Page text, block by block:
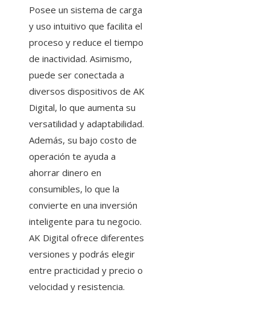
Posee un sistema de carga
y uso intuitivo que facilita el
proceso y reduce el tiempo
de inactividad. Asimismo,
puede ser conectada a
diversos dispositivos de AK
Digital, lo que aumenta su
versatilidad y adaptabilidad.
Además, su bajo costo de
operación te ayuda a
ahorrar dinero en
consumibles, lo que la
convierte en una inversión
inteligente para tu negocio.
AK Digital ofrece diferentes
versiones y podrás elegir
entre practicidad y precio o
velocidad y resistencia.